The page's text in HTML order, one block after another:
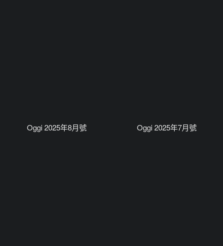
Oggi 2025年8月號 Oggi 2025年7月號